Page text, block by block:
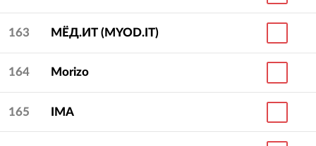
163 МЁД.ИТ (MYOD.IT)
164 Morizo
165 IMA